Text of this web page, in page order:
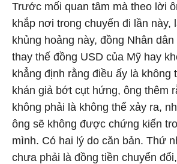
Trước mối quan tâm mà theo lời
khắp nơi trong chuyến đi lần này,
khủng hoảng này, đồng Nhân
thay thế đồng USD của Mỹ hay
khẳng định rằng điều ấy là không
khán giả bớt cụt hứng, ông thêm
không phải là không thể xảy ra,
ông sẽ không được chứng kiến
mình. Có hai lý do căn bản. Thứ
chưa phải là đồng tiền chuyển